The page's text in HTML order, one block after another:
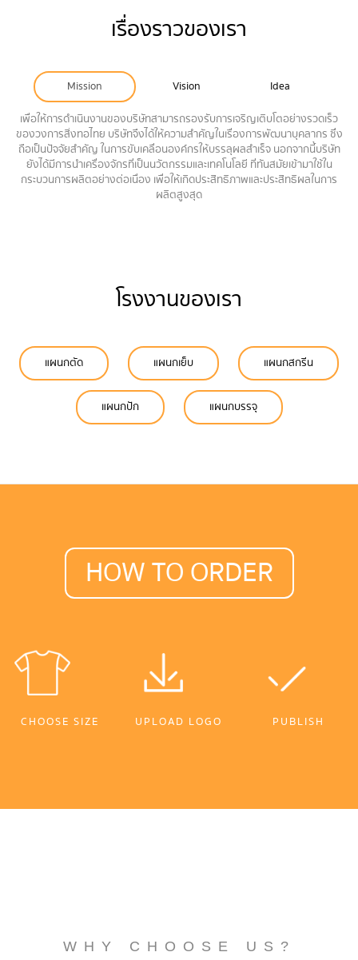
เรื่องราวของเรา
Mission Vision Idea
เพื่อให้การดำเนินงานของบริษัทสามารถรองรับการเจริญเติบโตอย่างรวดเร็ว
ของวงการสิ่งทอไทย บริษัทจึงได้ให้ความสำคัญในเรื่องการพัฒนาบุคลากร ซึ่ง
ถือเป็นปัจจัยสำคัญ ในการขับเคลื่อนองค์กรให้บรรลุผลสำเร็จ นอกจากนี้บริษัท
ยังได้มีการนำเครื่องจักรที่เป็นนวัตกรรมและเทคโนโลยี ที่ทันสมัยเข้ามาใช้ใน
กระบวนการผลิตอย่างต่อเนื่อง เพื่อให้เกิดประสิทธิภาพและประสิทธิผลในการ
ผลิตสูงสุด
โรงงานของเรา
แผนกตัด แผนกเย็บ แผนกสกรีน
แผนกปัก แผนกบรรจุ
HOW TO ORDER
CHOOSE SIZE UPLOAD LOGO PUBLISH
WHY CHOOSE US?